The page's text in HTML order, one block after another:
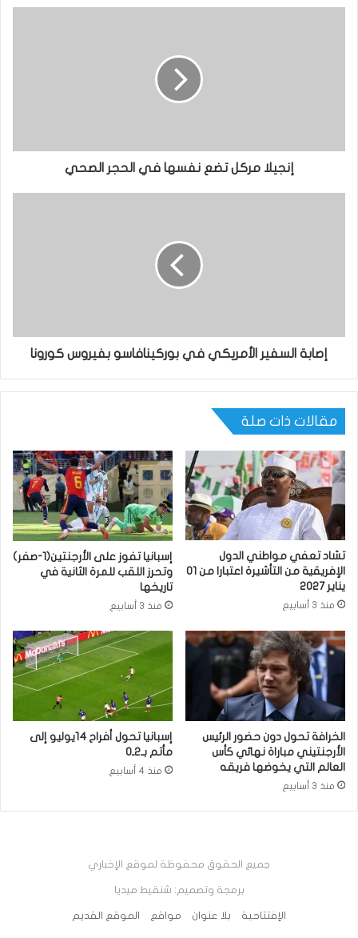
إنجيلا مركل تضع نفسها في الحجر الصحي
إصابة السفير الأمريكي في بوركينافاسو بفيروس كورونا
مقالات ذات صلة
تشاد تعفي مواطني الدول
الإفريقية من التأشيرة اعتبارا من 01
يناير 2027
منذ 3 أسابيع
إسبانيا تفوز على الأرجنتين(1-صفر)
وتحرز اللقب للمرة الثانية في
تاريخها
منذ 3 أسابيع
الخرافة تحول دون حضور الرئيس
الأرجنتيني مباراة نهائي كأس
العالم التي يخوضها فريقه
منذ 3 أسابيع
إسبانيا تحول أفراح 14يوليو إلى
مأتم بـ2ـ0
منذ 4 أسابيع
جميع الحقوق محفوظة لموقع الإخباري
برمجة وتصميم: شنقيط ميديا
الإفتتاحية بلا عنوان مواقع الموقع القديم